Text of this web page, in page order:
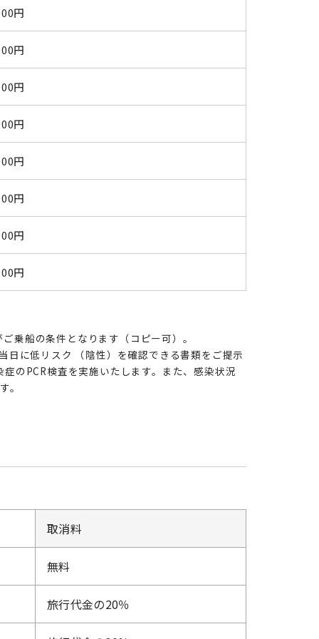
円
円
円
円
円
円
円
円
乗船の条件となります（コピー可）。
に低リスク （陰性）を確認できる書類をご提示
のPCR検査を実施いたします。また、感染状況
。
取消料
無料
旅行代金の20％